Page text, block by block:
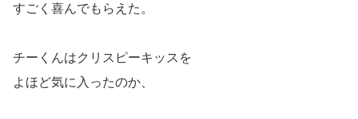
すごく喜んでもらえた。
チーくんはクリスピーキッスを
よほど気に入ったのか、